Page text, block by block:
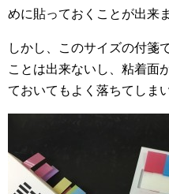
めに貼っておくことが出来ま
しかし、このサイズの付箋
ことは出来ないし、粘着面
ておいてもよく落ちてしま